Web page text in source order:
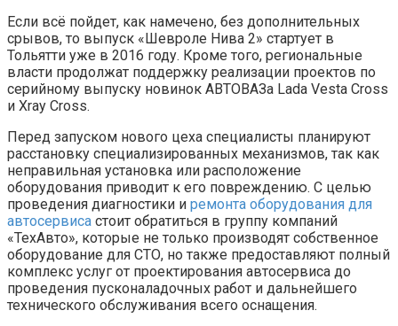
Если всё пойдет, как намечено, без дополнительных
срывов, то выпуск «Шевроле Нива 2» стартует в
Тольятти уже в 2016 году. Кроме того, региональные
власти продолжат поддержку реализации проектов по
серийному выпуску новинок АВТОВАЗа Lada Vesta Cross
и Xray Cross.
Перед запуском нового цеха специалисты планируют
расстановку специализированных механизмов, так как
неправильная установка или расположение
оборудования приводит к его повреждению. С целью
проведения диагностики и ремонта оборудования для
автосервиса стоит обратиться в группу компаний
«ТехАвто», которые не только производят собственное
оборудование для СТО, но также предоставляют полный
комплекс услуг от проектирования автосервиса до
проведения пусконаладочных работ и дальнейшего
технического обслуживания всего оснащения.